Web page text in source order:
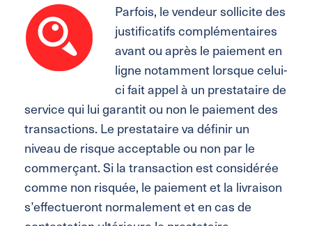
Parfois, le vendeur sollicite des
justificatifs complémentaires
avant ou après le paiement en
ligne notamment lorsque celui-
ci fait appel à un prestataire de
service qui lui garantit ou non le paiement des
transactions. Le prestataire va définir un
niveau de risque acceptable ou non par le
commerçant. Si la transaction est considérée
comme non risquée, le paiement et la livraison
s’effectueront normalement et en cas de